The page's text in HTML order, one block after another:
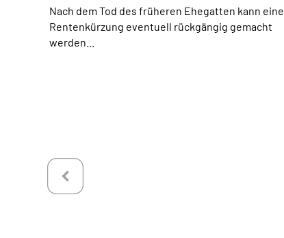
Nach dem Tod des früheren Ehegatten kann eine
Rentenkürzung eventuell rückgängig gemacht
werden...